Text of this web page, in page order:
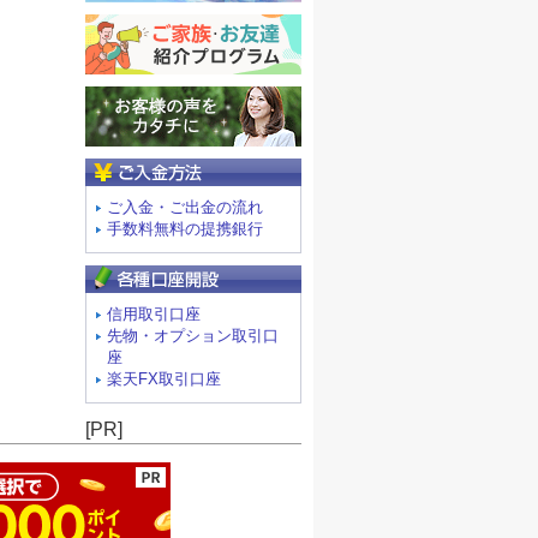
ご入金・ご出金の流れ
手数料無料の提携銀行
信用取引口座
先物・オプション取引口
座
楽天FX取引口座
[PR]